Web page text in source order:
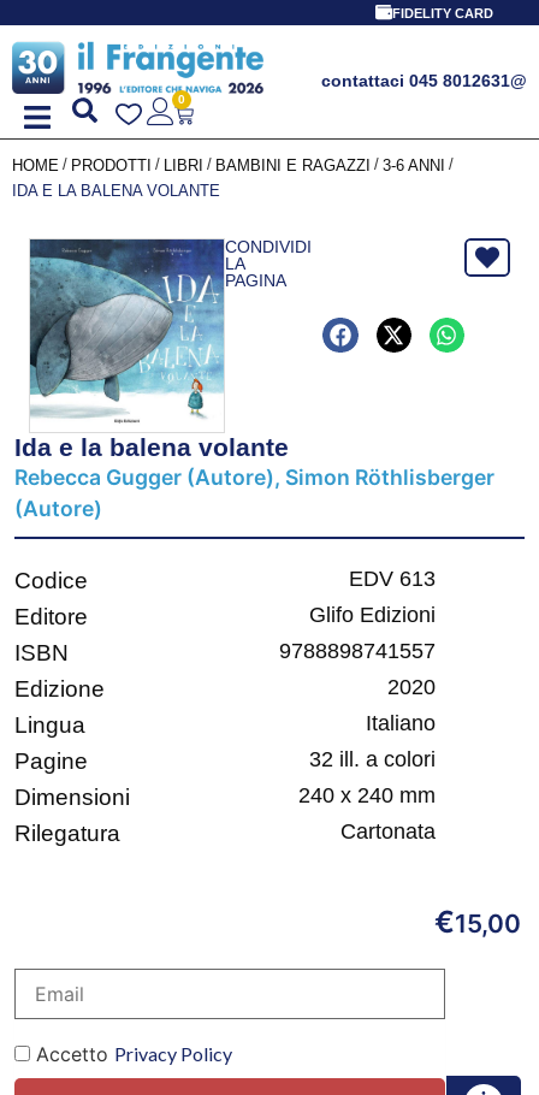
FIDELITY CARD
contattaci 045 8012631@
0
HOME / PRODOTTI / LIBRI / BAMBINI E RAGAZZI / 3-6 ANNI /
IDA E LA BALENA VOLANTE
CONDIVIDI
LA
PAGINA
Ida e la balena volante
Rebecca Gugger (Autore), Simon Röthlisberger
(Autore)
Codice EDV 613
Editore Glifo Edizioni
ISBN 9788898741557
Edizione 2020
Lingua Italiano
Pagine 32 ill. a colori
Dimensioni 240 x 240 mm
Rilegatura Cartonata
€15,00
Accetto Privacy Policy